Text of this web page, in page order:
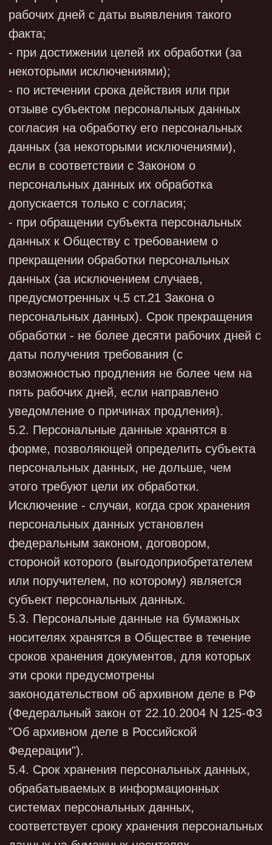
после подписания листа ознакомления со
всеми локальными нормативными актами
ООО «ИНТЕЛБИО», регулирующими работу
с конфиденциальной информацией и
персональными данными.
данных хранятся в шкафах, запирающихся
на ключ. Помещения Общества, в которых
они размещаются, оборудуются
запирающими устройствами. Выдача
ключей от шкафов и помещений
осуществляется под подпись.
содержащейся в информационных системах
Общества, осуществляется по
индивидуальным паролям.
7.7. В Обществе используется
сертифицированное антивирусное
программное обеспечение с регулярно
7.8. Работники Общества, обрабатывающие
персональные данные, периодически
проходят обучение требованиям
законодательства в области персональных
данных.
7.9. В Обществе проводятся внутренние
- при неправомерной или случайной
передаче (предоставлении,
данных, повлекшей нарушение прав
субъектов персональных данных;
- в иных случаях, предусмотренных
данных.
7.10. Работник, ответственный за
организацию обработки персональных
данных, осуществляет внутренний контроль:
- за соблюдением работниками,
уполномоченными на обработку
законодательства в области персональных
данных, локальных нормативных актов;
- соответствием указанных актов,
требованиям законодательства в области
персональных данных.
Внутренний контроль проходит в виде
7.10.1. Внутренние плановые проверки
осуществляются на основании ежегодного
плана, который утверждается генеральным
директором.
7.10.2. Внутренние внеплановые проверки
осуществляются по решению работника,
персональных данных. Основанием для них
служит информация о нарушении
законодательства в области персональных
данных, поступившая в устном или
письменном виде.
7.10.3. По итогам внутренней проверки